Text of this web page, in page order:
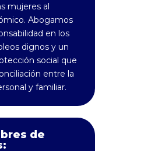
mujeres al
Abogamos
en los
dignos y un
social que
entre la
y familiar.
de